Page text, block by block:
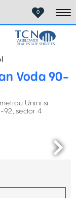
0
Voda 90-
Unirii si
92, sector 4